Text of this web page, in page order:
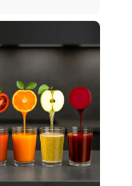
КЛИК
—
вас.
& Shtain EJ-756